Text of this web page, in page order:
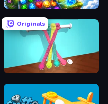
Diamant: Sky Stories Match 3
Originals
Tangle Master